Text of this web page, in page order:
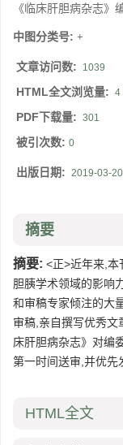
《临床肝胆病杂志》
中图分类号: +
文章访问数: 1039
HTML全文浏览量: 4
PDF下载量: 301
被引次数: 0
出版日期: 2019-03-20
摘要
摘要: <正>近年来,本
胆胰学术领域的影响
和审稿专家倾注的大
审稿,亲自撰写优秀
床肝胆病杂志》对编
第一时间送审,并优先
HTML全文